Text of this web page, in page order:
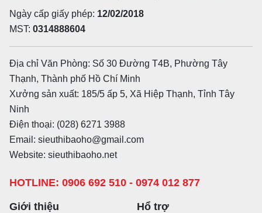
Ngày cấp giấy phép: 12/02/2018
MST: 0314888604
Địa chỉ Văn Phòng: Số 30 Đường T4B, Phường Tây
Thạnh, Thành phố Hồ Chí Minh
Xưởng sản xuất: 185/5 ấp 5, Xã Hiệp Thạnh, Tỉnh Tây
Ninh
Điện thoại: (028) 6271 3988
Email: sieuthibaoho@gmail.com
Website: sieuthibaoho.net
HOTLINE: 0906 692 510 - 0974 012 877
Giới thiệu Hổ trợ